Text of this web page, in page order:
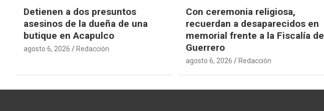
Detienen a dos presuntos
asesinos de la dueña de una
butique en Acapulco
agosto 6, 2026 Redacción
Con ceremonia religiosa,
recuerdan a desaparecidos en
memorial frente a la Fiscalía de
Guerrero
agosto 6, 2026 Redacción